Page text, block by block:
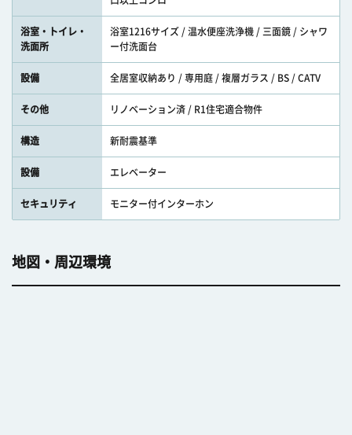
浴室・トイレ・
洗面所
浴室1216サイズ / 温水便座洗浄機 / 三面鏡 / シャワ
ー付洗面台
設備 全居室収納あり / 専用庭 / 複層ガラス / BS / CATV
その他 リノベーション済 / R1住宅適合物件
構造 新耐震基準
設備 エレベーター
セキュリティ モニター付インターホン
地図・周辺環境